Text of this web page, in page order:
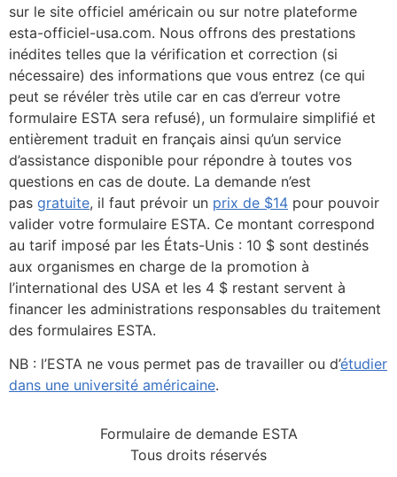
sur le site officiel américain ou sur notre plateforme
esta-officiel-usa.com. Nous offrons des prestations
inédites telles que la vérification et correction (si
nécessaire) des informations que vous entrez (ce qui
peut se révéler très utile car en cas d’erreur votre
formulaire ESTA sera refusé), un formulaire simplifié et
entièrement traduit en français ainsi qu’un service
d’assistance disponible pour répondre à toutes vos
questions en cas de doute. La demande n’est
pas gratuite, il faut prévoir un prix de $14 pour pouvoir
valider votre formulaire ESTA. Ce montant correspond
au tarif imposé par les États-Unis : 10 $ sont destinés
aux organismes en charge de la promotion à
l’international des USA et les 4 $ restant servent à
financer les administrations responsables du traitement
des formulaires ESTA.
NB : l’ESTA ne vous permet pas de travailler ou d’étudier
dans une université américaine.
Formulaire de demande ESTA
Tous droits réservés